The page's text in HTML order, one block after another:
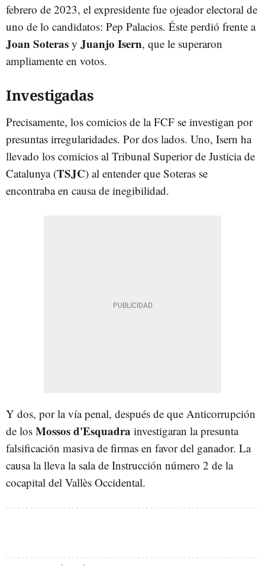
febrero de 2023, el expresidente fue ojeador electoral de
uno de lo candidatos: Pep Palacios. Éste perdió frente a
Joan Soteras y Juanjo Isern, que le superaron
ampliamente en votos.
Investigadas
Precisamente, los comicios de la FCF se investigan por
presuntas irregularidades. Por dos lados. Uno, Isern ha
llevado los comicios al Tribunal Superior de Justicia de
Catalunya (TSJC) al entender que Soteras se
encontraba en causa de inegibilidad.
Y dos, por la vía penal, después de que Anticorrupción
de los Mossos d'Esquadra investigaran la presunta
falsificación masiva de firmas en favor del ganador. La
causa la lleva la sala de Instrucción número 2 de la
cocapital del Vallès Occidental.